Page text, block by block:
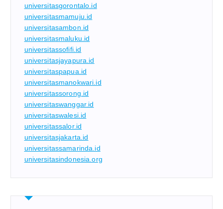
universitasgorontalo.id
universitasmamuju.id
universitasambon.id
universitasmaluku.id
universitassofifi.id
universitasjayapura.id
universitaspapua.id
universitasmanokwari.id
universitassorong.id
universitaswanggar.id
universitaswalesi.id
universitassalor.id
universitasjakarta.id
universitassamarinda.id
universitasindonesia.org